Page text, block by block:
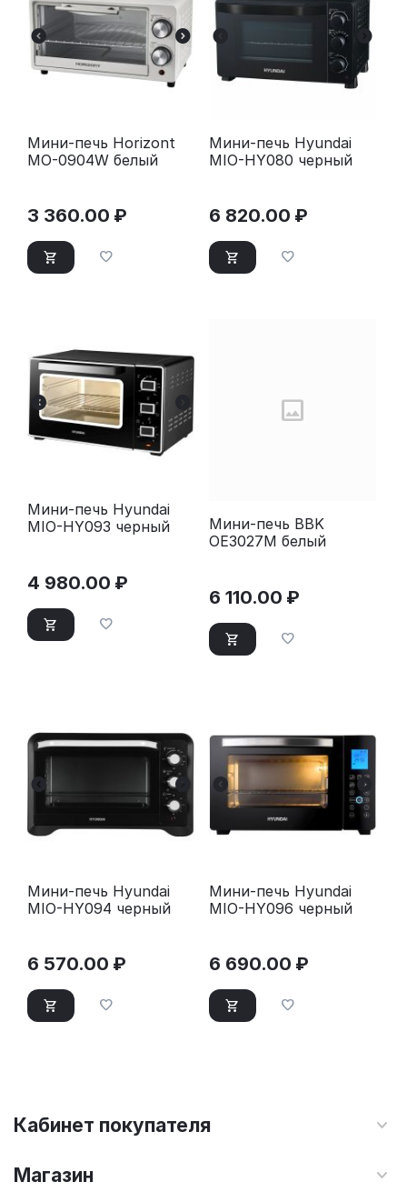
Мини-печь Horizont
MO-0904W белый
3 360.00 ₽
Мини-печь Hyundai
MIO-HY080 черный
6 820.00 ₽
Мини-печь Hyundai
MIO-HY093 черный
4 980.00 ₽
Мини-печь BBK
OE3027M белый
6 110.00 ₽
Мини-печь Hyundai
MIO-HY094 черный
6 570.00 ₽
Мини-печь Hyundai
MIO-HY096 черный
6 690.00 ₽
Кабинет покупателя
Магазин